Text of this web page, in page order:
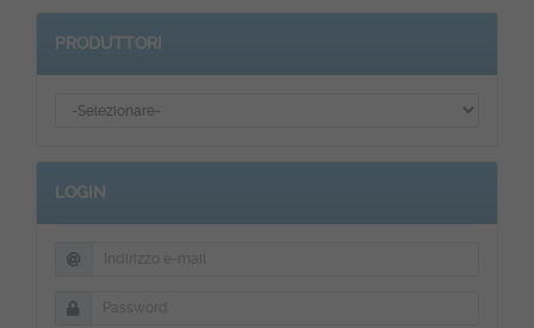
PRODUTTORI
LOGIN